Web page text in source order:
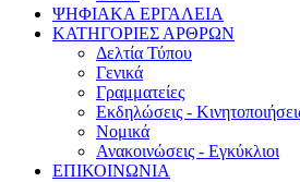
ΨΗΦΙΑΚΑ ΕΡΓΑΛΕΙΑ
ΚΑΤΗΓΟΡΙΕΣ ΑΡΘΡΩΝ
Δελτία Τύπου
Γενικά
Γραμματείες
Εκδηλώσεις -
Νομικά
Ανακοινώσεις - Εγκύκλιοι
ΕΠΙΚΟΙΝΩΝΙΑ